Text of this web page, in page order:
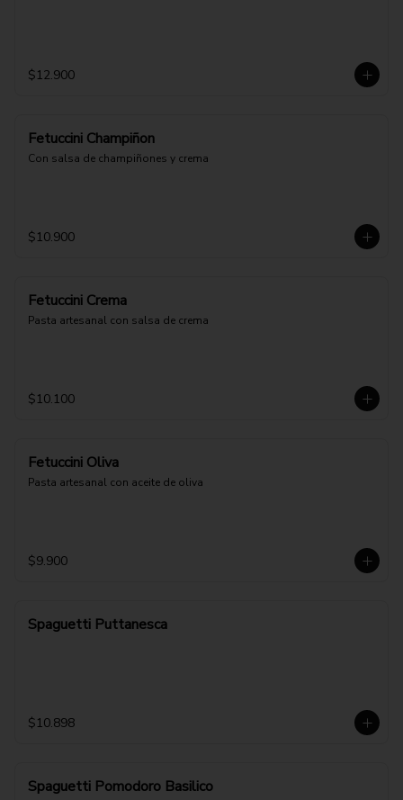
$12.900
Fetuccini Champiñon
Con salsa de champiñones y crema
$10.900
Fetuccini Crema
Pasta artesanal con salsa de crema
$10.100
Fetuccini Oliva
Pasta artesanal con aceite de oliva
$9.900
Spaguetti Puttanesca
$10.898
Spaguetti Pomodoro Basilico